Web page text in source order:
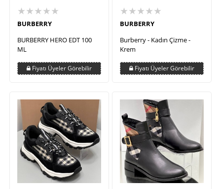
★★★★★
BURBERRY
BURBERRY HERO EDT 100
ML
Fiyatı Üyeler Görebilir
★★★★★
BURBERRY
Burberry - Kadın Çizme -
Krem
Fiyatı Üyeler Görebilir